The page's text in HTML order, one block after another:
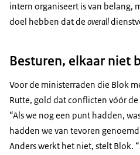
intern organiseert is van belang,
doel hebben dat de overall
Besturen, elkaar niet
Voor de ministerraden die Blok
Rutte, gold dat conflicten vóór
“Als we nog een punt hadden,
hadden we van tevoren
Anders werkt het niet, stelt Blok.